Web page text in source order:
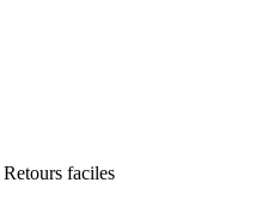
Retours faciles